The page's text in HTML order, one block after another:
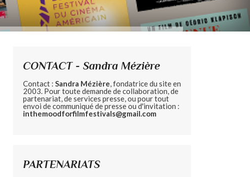
CONTACT - Sandra Mézière
Contact : Sandra Mézière, fondatrice du site en
2003. Pour toute demande de collaboration, de
partenariat, de services presse, ou pour tout
envoi de communiqué de presse ou d'invitation :
inthemoodforfilmfestivals@gmail.com
PARTENARIATS